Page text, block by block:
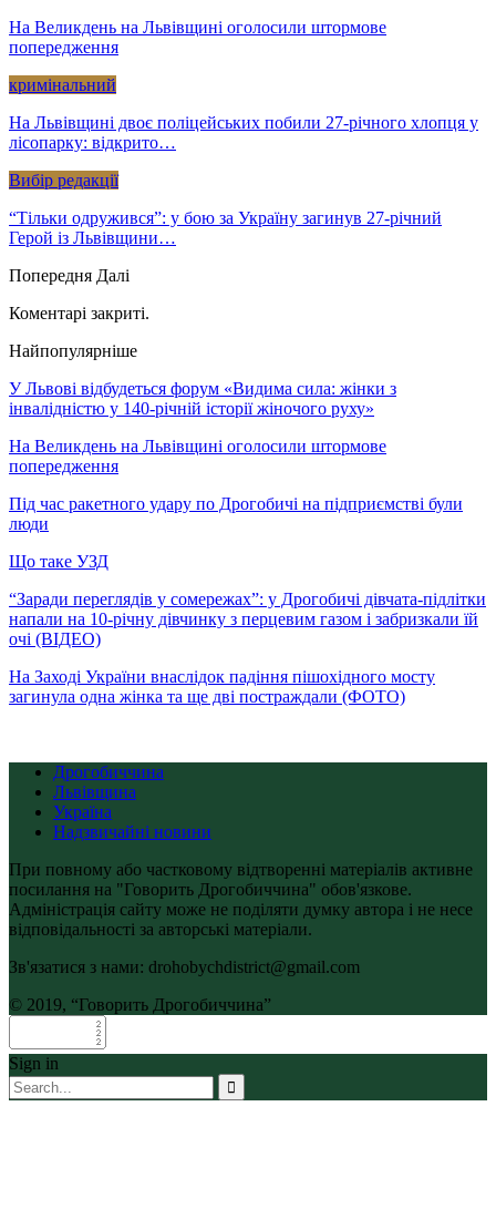
На Великдень на Львівщині оголосили штормове
попередження
кримінальний
На Львівщині двоє поліцейських побили 27-річного хлопця у
лісопарку: відкрито…
Вибір редакції
“Тільки одружився”: у бою за Україну загинув 27-річний
Герой із Львівщини…
Попередня Далі
Коментарі закриті.
Найпопулярніше
У Львові відбудеться форум «Видима сила: жінки з
інвалідністю у 140-річній історії жіночого руху»
На Великдень на Львівщині оголосили штормове
попередження
Під час ракетного удару по Дрогобичі на підприємстві були
люди
Що таке УЗД
“Заради переглядів у сомережах”: у Дрогобичі дівчата-підлітки
напали на 10-річну дівчинку з перцевим газом і забризкали їй
очі (ВІДЕО)
На Заході України внаслідок падіння пішохідного мосту
загинула одна жінка та ще дві постраждали (ФОТО)
Дрогобиччина
Львівщина
Україна
Надзвичайні новини
При повному або частковому відтворенні матеріалів активне
посилання на "Говорить Дрогобиччина" обов'язкове.
Адміністрація сайту може не поділяти думку автора і не несе
відповідальності за авторські матеріали.
Зв'язатися з нами: drohobychdistrict@gmail.com
© 2019, “Говорить Дрогобиччина”
Sign in